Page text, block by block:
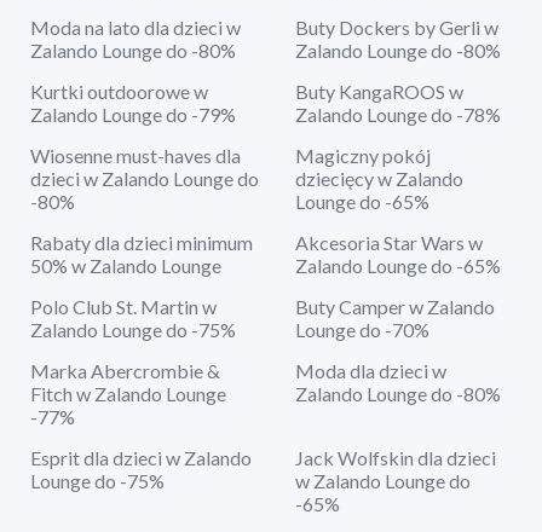
Moda na lato dla dzieci w
Zalando Lounge do -80%
Buty Dockers by Gerli w
Zalando Lounge do -80%
Kurtki outdoorowe w
Zalando Lounge do -79%
Buty KangaROOS w
Zalando Lounge do -78%
Wiosenne must-haves dla
dzieci w Zalando Lounge do
-80%
Magiczny pokój
dziecięcy w Zalando
Lounge do -65%
Rabaty dla dzieci minimum
50% w Zalando Lounge
Akcesoria Star Wars w
Zalando Lounge do -65%
Polo Club St. Martin w
Zalando Lounge do -75%
Buty Camper w Zalando
Lounge do -70%
Marka Abercrombie &
Fitch w Zalando Lounge
-77%
Moda dla dzieci w
Zalando Lounge do -80%
Esprit dla dzieci w Zalando
Lounge do -75%
Jack Wolfskin dla dzieci
w Zalando Lounge do
-65%